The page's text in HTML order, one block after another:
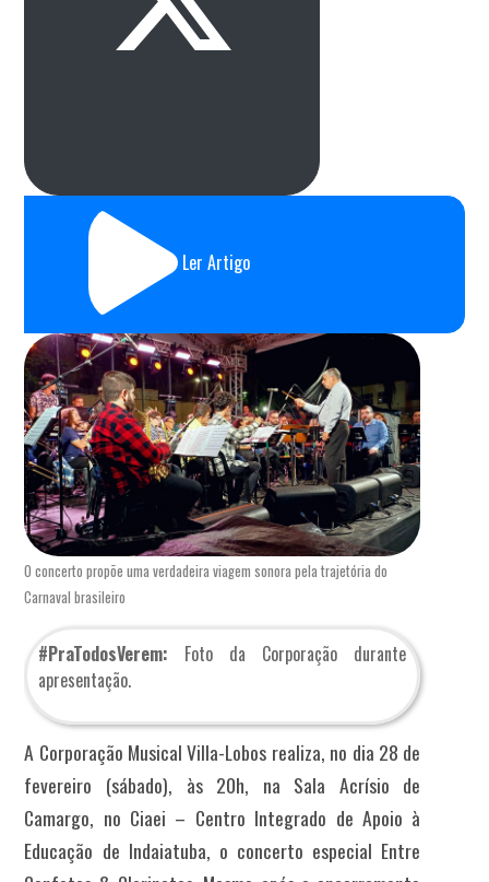
Ler Artigo
O concerto propõe uma verdadeira viagem sonora pela trajetória do
Carnaval brasileiro
#PraTodosVerem: Foto da Corporação durante
apresentação.
A Corporação Musical Villa-Lobos realiza, no dia 28 de
fevereiro (sábado), às 20h, na Sala Acrísio de
Camargo, no Ciaei – Centro Integrado de Apoio à
Educação de Indaiatuba, o concerto especial Entre